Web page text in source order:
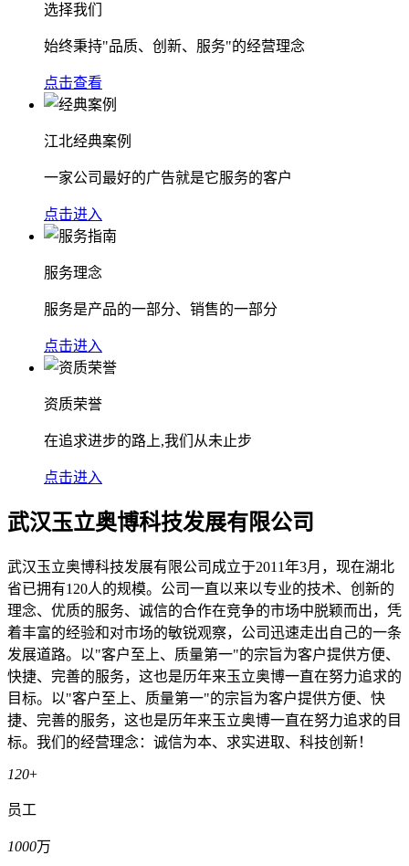
选择我们
始终秉持"品质、创新、服务"的经营理念
点击查看
江北经典案例
一家公司最好的广告就是它服务的客户
点击进入
服务理念
服务是产品的一部分、销售的一部分
点击进入
资质荣誉
在追求进步的路上,我们从未止步
点击进入
武汉玉立奥博科技发展有限公司
武汉玉立奥博科技发展有限公司成立于2011年3月，现在湖北
省已拥有120人的规模。公司一直以来以专业的技术、创新的
理念、优质的服务、诚信的合作在竞争的市场中脱颖而出，凭
着丰富的经验和对市场的敏锐观察，公司迅速走出自己的一条
发展道路。以"客户至上、质量第一"的宗旨为客户提供方便、
快捷、完善的服务，这也是历年来玉立奥博一直在努力追求的
目标。以"客户至上、质量第一"的宗旨为客户提供方便、快
捷、完善的服务，这也是历年来玉立奥博一直在努力追求的目
标。我们的经营理念：诚信为本、求实进取、科技创新！
120+
员工
1000万